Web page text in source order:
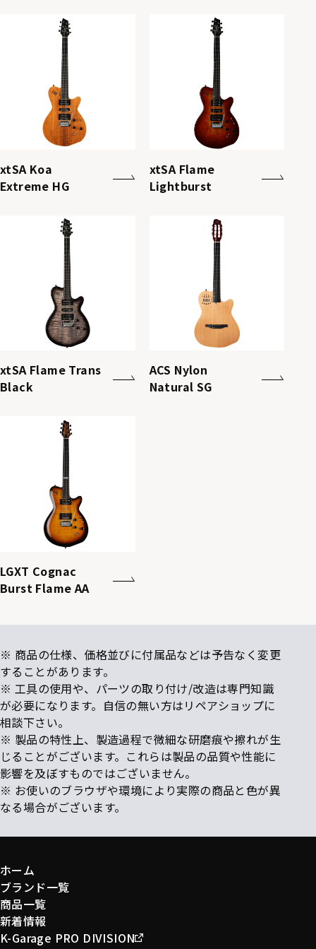
xtSA Koa
Extreme HG
xtSA Flame
Lightburst
xtSA Flame Trans
Black
ACS Nylon
Natural SG
LGXT Cognac
Burst Flame AA
※ 商品の仕様、価格並びに付属品などは予告なく変更
することがあります。
※ 工具の使用や、パーツの取り付け/改造は専門知識
が必要になります。自信の無い方はリペアショップに
相談下さい。
※ 製品の特性上、製造過程で微細な研磨痕や擦れが生
じることがございます。これらは製品の品質や性能に
影響を及ぼすものではございません。
※ お使いのブラウザや環境により実際の商品と色が異
なる場合がございます。
ホーム
ブランド一覧
商品一覧
新着情報
K-Garage PRO DIVISION